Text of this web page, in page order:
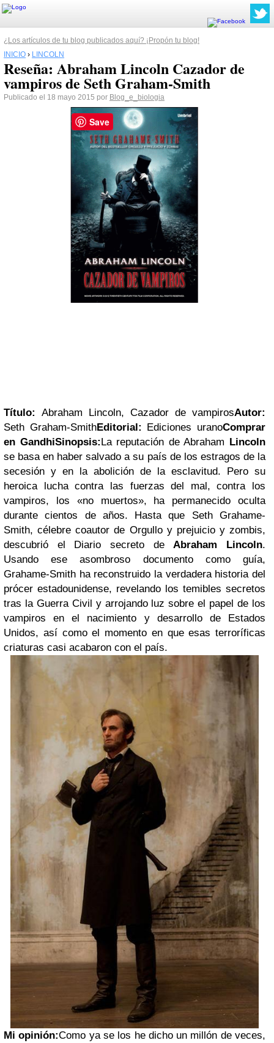
¿Los artículos de tu blog publicados aquí? ¡Propón tu blog!
INICIO › LINCOLN
Reseña: Abraham Lincoln Cazador de
vampiros de Seth Graham-Smith
Publicado el 18 mayo 2015 por Blog_e_biologia
Título: Abraham Lincoln, Cazador de vampirosAutor:
Seth Graham-SmithEditorial: Ediciones uranoComprar
en GandhiSinopsis:La reputación de Abraham Lincoln
se basa en haber salvado a su país de los estragos de la
secesión y en la abolición de la esclavitud. Pero su
heroica lucha contra las fuerzas del mal, contra los
vampiros, los «no muertos», ha permanecido oculta
durante cientos de años. Hasta que Seth Grahame-
Smith, célebre coautor de Orgullo y prejuicio y zombis,
descubrió el Diario secreto deAbraham Lincoln.
Usando ese asombroso documento como guía,
Grahame-Smith ha reconstruido la verdadera historia del
prócer estadounidense, revelando los temibles secretos
tras la Guerra Civil y arrojando luz sobre el papel de los
vampiros en el nacimiento y desarrollo de Estados
Unidos, así como el momento en que esas terroríficas
criaturas casi acabaron con el país.
Mi opinión:Como ya se los he dicho un millón de veces,
Save